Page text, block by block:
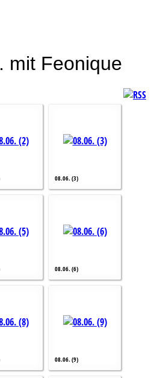
mit Feonique
08.06. (3)
08.06. (6)
08.06. (9)